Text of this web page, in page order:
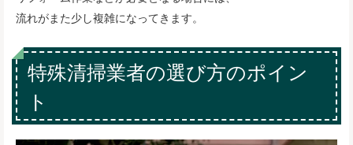
流れがまた少し複雑になってきます。
特殊清掃業者の選び方のポイン
ト